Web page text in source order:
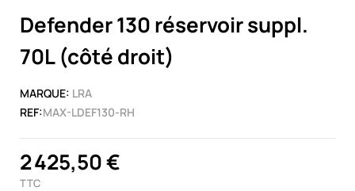
Defender 130 réservoir suppl.
70L (côté droit)
MARQUE: LRA
REF:MAX-LDEF130-RH
2 425,50 €
TTC